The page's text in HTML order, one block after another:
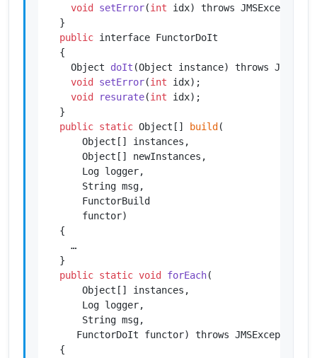
void
setError(int idx) throws JMSException
  }
public interface FunctorDoIt
  {
Object doIt (Object instance)
throws
void
setError(int idx) ;
void
resurate(int idx) ;
  }
public static Object[] build (
      Object[] instances,
      Object[] newInstances,
      Log logger,
      String msg,
      FunctorBuild
      functor)
  {
    …
  }
public static void forEach(
      Object[] instances,
      Log logger,
      String msg,
     FunctorDoIt functor)
throws JMSException
{